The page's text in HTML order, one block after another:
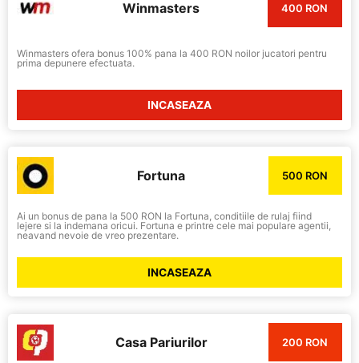
Winmasters 400 RON
Winmasters ofera bonus 100% pana la 400 RON noilor jucatori pentru
prima depunere efectuata.
INCASEAZA
Fortuna 500 RON
Ai un bonus de pana la 500 RON la Fortuna, conditiile de rulaj fiind
lejere si la indemana oricui. Fortuna e printre cele mai populare agentii,
neavand nevoie de vreo prezentare.
INCASEAZA
Casa Pariurilor 200 RON